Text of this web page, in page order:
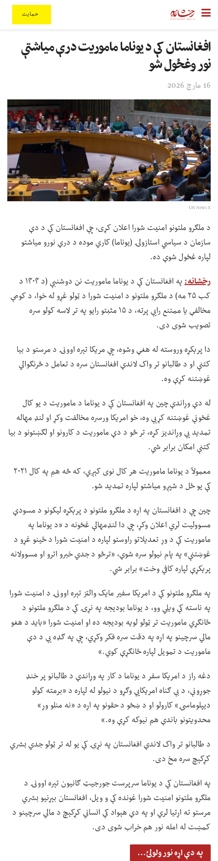
حمایت
افغانستان کې د یوناما ماموریت درې میاشتې
نور وغځول شو
16 مارچ 2026
UN News X
د ملګرو ملتونو امنیت شورا اعلان کړی، چې افغانستان کې د دې
سازمان د سیاسي استازولۍ (یوناما) کاري موده د درې نورو میاشتو
لپاره غځول شوې ده.
رخشانه:
په افغانستان کې د یوناما ماموریت نن دوشنبې (د ۱۴۰۴ د
کب ۲۵ مه) د ملګرو ملتونو د امنیت شورا د ټولو غړو له خوا، د کومې
مخالفې یا ممتنع رایې پرته، د ۱۵ مثبتو رایو په تر لاسه کولو سره
تصویب شوی دی.
دا پرېکړه وروسته له هغې وشوه، چې مریکا تېره اوونۍ د مرستو د بیا
کتنې او د طالبانو تر واک لاندې افغانستان سره د تعامل د څرنګوالي
غوښتنه کړې وه.
له دې وړاندې چین په افغانستان کې د یوناما د ماموریت د یو کال
غځونې غوښتنه کړېې وه، خو امریکا ورسره مخالفت وکړ او لنډ مهاله
تمدید یې وړاندیز کړه، تر څو د دې ماموریت د کارونو او لګښتونو د بیا
کتنې امکان برابر شي.
معمولآ د یوناما ماموریت هر کال نوی کېږي، که څه هم په کال ۲۰۲۱
کې یو ځل د شپږو میاشتو لپاره تمدید شو.
چین چې د افغانستان په اړه د ملګرو ملتونو د پرېکړه لیکونو د مسودې
مسوولیت لري اعلان وکړ، چې دا لنډمهالې غځونه د «د یوناما په
ماموریت کې د وړ تعدیلاتو راوستو لپاره د امنیت شورا د ځینو غړو د
غوښتنې» په پام نیولو سره شوې، «ترڅو د جدي خبرو اترو او مسوولانه
پرېکړې لپاره کافي وخت» برابر شي.
په ملګرو ملتونو کې د امریکا سفیر مایک والټز تېره اوونۍ د امنیت شورا
په ناسته کې ویلي وو، د یوناما بودیجه په نړۍ کې د ملګرو ملتونو د
ځانګړي ماموریت تر ټولو لویه بودیجه ده او امنیت شورا «باید د هغو
مالي سرچینو په اړه په دقت سره فکر وکړي، چې په ګډه یې د دې
ماموریت د تمویل لپاره ځانګړې کوي.»
دغه راز د امریکا سفر د یوناما د کار په وړاندې د طالبانو پر خنډ
جوړونې، د بې ګناه امریکايي وګړو د نیولو له لپاره د «برمته کولو
دیپلوماسۍ» کارولو او د ښځو د حقونو په اړه د «نه منلو وړ»
محدویتونو باندې هم نیوکه کړې وه.»
د طالبانو تر واک لاندې افغانستان په نړۍ کې یو له تر ټولو جدي بشري
کړکېچ سره مخ دی.
په افغانستان کې د یوناما سرپرست جورجیټ ګانیون تېره اوونۍ د
ملګرو ملتونو امنیت شورا غونده کې و ویل، افغانستان بېړنیو بشري
مرستو ته اړتیا لري او په دې هېواد کې انساني کړکېچ د مالي سرچینو د
کمښت له امله نور هم خراب شوی دی.
په دې اړه نور ولولئ...